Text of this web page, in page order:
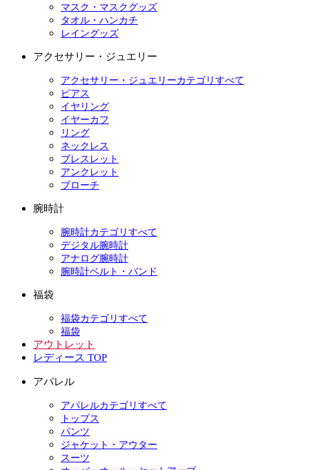
マスク・マスクグッズ
タオル・ハンカチ
レイングッズ
アクセサリー・ジュエリー
アクセサリー・ジュエリーカテゴリすべて
ピアス
イヤリング
イヤーカフ
リング
ネックレス
ブレスレット
アンクレット
ブローチ
腕時計
腕時計カテゴリすべて
デジタル腕時計
アナログ腕時計
腕時計ベルト・バンド
福袋
福袋カテゴリすべて
福袋
アウトレット
レディース TOP
アパレル
アパレルカテゴリすべて
トップス
パンツ
ジャケット・アウター
スーツ